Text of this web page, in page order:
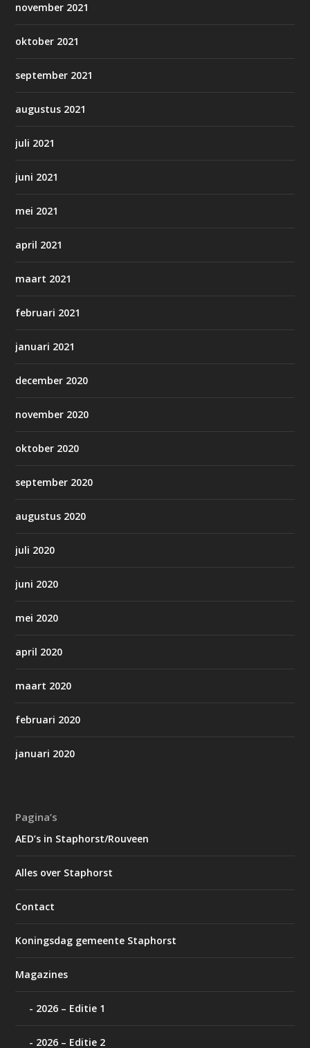
november 2021
oktober 2021
september 2021
augustus 2021
juli 2021
juni 2021
mei 2021
april 2021
maart 2021
februari 2021
januari 2021
december 2020
november 2020
oktober 2020
september 2020
augustus 2020
juli 2020
juni 2020
mei 2020
april 2020
maart 2020
februari 2020
januari 2020
Pagina’s
AED’s in Staphorst/Rouveen
Alles over Staphorst
Contact
Koningsdag gemeente Staphorst
Magazines
2026 – Editie 1
2026 – Editie 2